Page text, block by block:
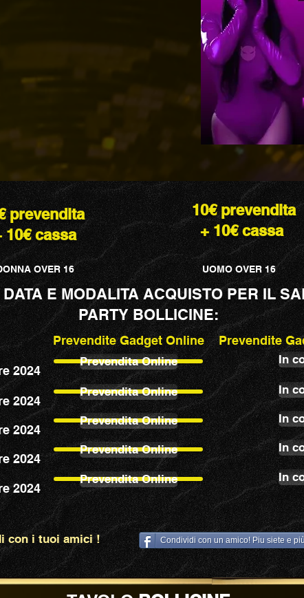
prevendita
10€ cassa
OVER 16
10€ prevendita
+ 10€ cassa
UOMO OVER 16
E MODALITA ACQUISTO PER IL
PARTY BOLLICINE:
Prevendite Gadget Online Prevendite
2024
Prevendita Online In
2024
Prevendita Online In
2024
Prevendita Online In
2024
Prevendita Online In
2024
Prevendita Online In
con i tuoi amici ! Condividi con un amico! Piu siete e